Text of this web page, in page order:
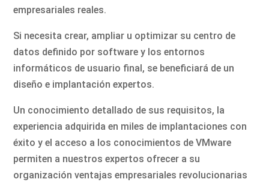
empresariales reales.
Si necesita crear, ampliar u optimizar su centro de
datos definido por software y los entornos
informáticos de usuario final, se beneficiará de un
diseño e implantación expertos.
Un conocimiento detallado de sus requisitos, la
experiencia adquirida en miles de implantaciones con
éxito y el acceso a los conocimientos de VMware
permiten a nuestros expertos ofrecer a su
organización ventajas empresariales revolucionarias